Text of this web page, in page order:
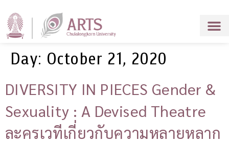
Day: October 21, 2020
DIVERSITY IN PIECES Gender &
Sexuality : A Devised Theatre
ละครเวทีเกี่ยวกับความหลายหลาก